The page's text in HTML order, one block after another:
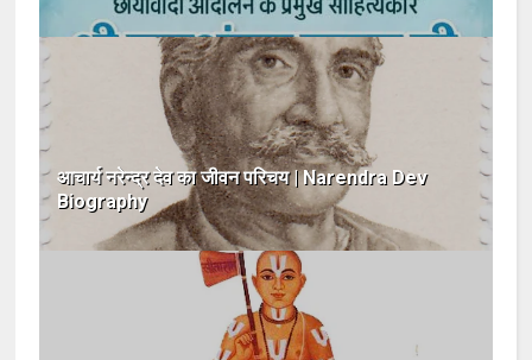
आचार्य नरेन्द्र देव का जीवन परिचय | Narendra Dev
Biography